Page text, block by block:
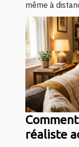
même à
réaliste